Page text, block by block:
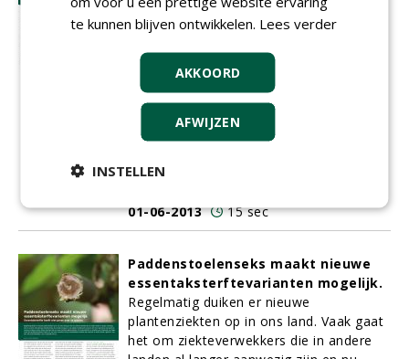
tot het water in de lei- ding. De kracht
van de wortels is zo groot dat zij de
leiding ernstig kunnen beschadigen.
Gevolg: de leiding zal vervangen moeten
worden en in veel gevallen zullen de
bomen dan verwijderd moeten worden.
Graafwerkzaamheden, damwanden en
aan de bomen toedienen. No-dig-
01-06-2013
15 sec
Paddenstoelenseks maakt nieuwe
essentaksterftevarianten mogelijk.
Regelmatig duiken er nieuwe
plantenziekten op in ons land. Vaak gaat
het om ziekteverwekkers die in andere
te kunnen blijven ontwikkelen. Lees verder
AKKOORD
AFWIJZEN
INSTELLEN